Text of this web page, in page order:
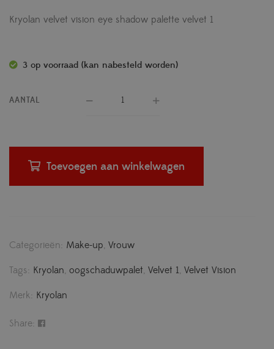
Kryolan velvet vision eye shadow palette velvet 1
3 op voorraad (kan nabesteld worden)
AANTAL
Toevoegen aan winkelwagen
Categorieën: Make-up, Vrouw
Tags: Kryolan, oogschaduwpalet, Velvet 1, Velvet Vision
Merk: Kryolan
Share: